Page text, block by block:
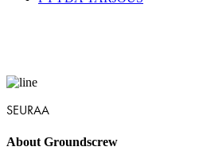
SEURAA
About Groundscrew